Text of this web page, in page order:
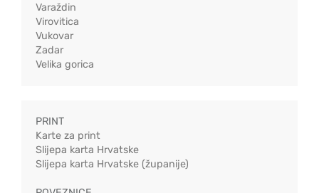
Varaždin
Virovitica
Vukovar
Zadar
Velika gorica
PRINT
Karte za print
Slijepa karta Hrvatske
Slijepa karta Hrvatske (županije)